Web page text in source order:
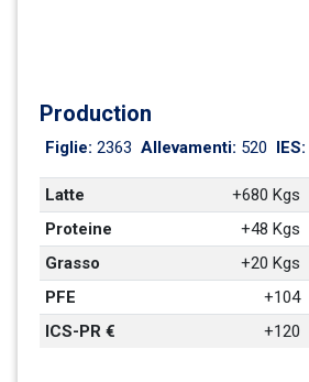
Production
Figlie: 2363 Allevamenti: 520 IES:
Latte +680 Kgs
Proteine
+48 Kgs
Grasso
+20 Kgs
PFE
+104
ICS-PR €
+120